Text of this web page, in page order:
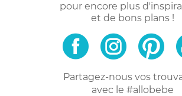
pour encore plus
et de bons plans !
Partagez-nous vos
avec le #allobebe